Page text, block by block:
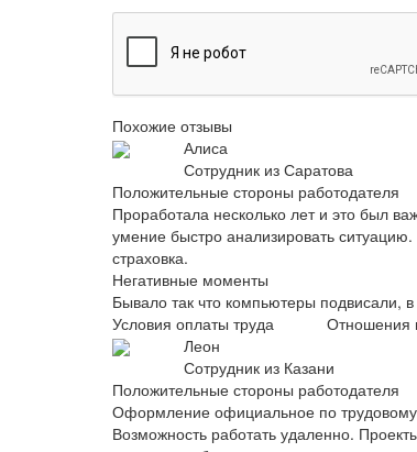
Похожие отзывы
Алиса
Сотрудник из Саратова
Положительные стороны работодателя
Проработала несколько лет и это был
умение быстро анализировать
страховка.
Негативные моменты
Бывало так что компьютеры подвисали,
Условия оплаты труда
Отношения
Леон
Сотрудник из Казани
Положительные стороны работодателя
Оформление официальное по трудовому
Возможность работать удаленно.